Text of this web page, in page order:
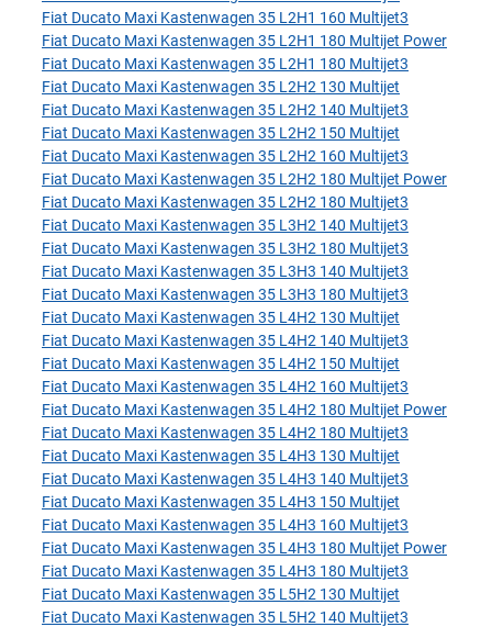
Fiat Ducato Maxi Kastenwagen 35 L2H1 160 Multijet3
Fiat Ducato Maxi Kastenwagen 35 L2H1 180 Multijet Power
Fiat Ducato Maxi Kastenwagen 35 L2H1 180 Multijet3
Fiat Ducato Maxi Kastenwagen 35 L2H2 130 Multijet
Fiat Ducato Maxi Kastenwagen 35 L2H2 140 Multijet3
Fiat Ducato Maxi Kastenwagen 35 L2H2 150 Multijet
Fiat Ducato Maxi Kastenwagen 35 L2H2 160 Multijet3
Fiat Ducato Maxi Kastenwagen 35 L2H2 180 Multijet Power
Fiat Ducato Maxi Kastenwagen 35 L2H2 180 Multijet3
Fiat Ducato Maxi Kastenwagen 35 L3H2 140 Multijet3
Fiat Ducato Maxi Kastenwagen 35 L3H2 180 Multijet3
Fiat Ducato Maxi Kastenwagen 35 L3H3 140 Multijet3
Fiat Ducato Maxi Kastenwagen 35 L3H3 180 Multijet3
Fiat Ducato Maxi Kastenwagen 35 L4H2 130 Multijet
Fiat Ducato Maxi Kastenwagen 35 L4H2 140 Multijet3
Fiat Ducato Maxi Kastenwagen 35 L4H2 150 Multijet
Fiat Ducato Maxi Kastenwagen 35 L4H2 160 Multijet3
Fiat Ducato Maxi Kastenwagen 35 L4H2 180 Multijet Power
Fiat Ducato Maxi Kastenwagen 35 L4H2 180 Multijet3
Fiat Ducato Maxi Kastenwagen 35 L4H3 130 Multijet
Fiat Ducato Maxi Kastenwagen 35 L4H3 140 Multijet3
Fiat Ducato Maxi Kastenwagen 35 L4H3 150 Multijet
Fiat Ducato Maxi Kastenwagen 35 L4H3 160 Multijet3
Fiat Ducato Maxi Kastenwagen 35 L4H3 180 Multijet Power
Fiat Ducato Maxi Kastenwagen 35 L4H3 180 Multijet3
Fiat Ducato Maxi Kastenwagen 35 L5H2 130 Multijet
Fiat Ducato Maxi Kastenwagen 35 L5H2 140 Multijet3